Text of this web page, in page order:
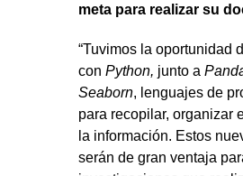
meta para realizar su
“Tuvimos la oportunidad
con Python, junto a
Seaborn, lenguajes de
para recopilar, organizar
la información. Estos
serán de gran ventaja